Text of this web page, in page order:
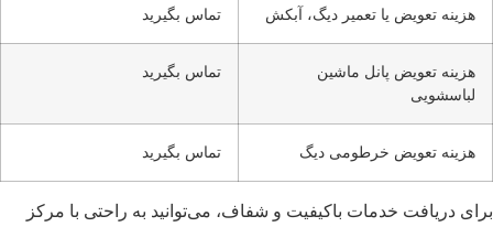
هزینه تعویض یا تعمیر دیگ، آبکش تماس بگیرید
هزینه تعویض پانل ماشین
لباسشویی
تماس بگیرید
هزینه تعویض خرطومی دیگ تماس بگیرید
برای دریافت خدمات باکیفیت و شفاف، می‌توانید به راحتی با مرکز